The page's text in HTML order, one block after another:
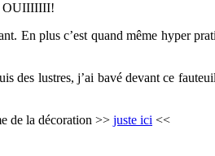
OUIIIIIII!
En plus c’est quand même hyper
lustres, j’ai bavé devant ce
de la décoration >> juste ici <<